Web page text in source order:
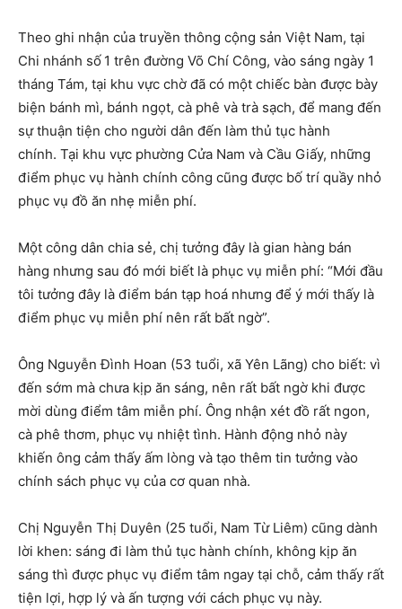
Theo ghi nhận của truyền thông cộng sản Việt Nam, tại
Chi nhánh số 1 trên đường Võ Chí Công, vào sáng ngày 1
tháng Tám, tại khu vực chờ đã có một chiếc bàn được bày
biện bánh mì, bánh ngọt, cà phê và trà sạch, để mang đến
sự thuận tiện cho người dân đến làm thủ tục hành
chính. Tại khu vực phường Cửa Nam và Cầu Giấy, những
điểm phục vụ hành chính công cũng được bố trí quầy nhỏ
phục vụ đồ ăn nhẹ miễn phí.
Một công dân chia sẻ, chị tưởng đây là gian hàng bán
hàng nhưng sau đó mới biết là phục vụ miễn phí: “Mới đầu
tôi tưởng đây là điểm bán tạp hoá nhưng để ý mới thấy là
điểm phục vụ miễn phí nên rất bất ngờ”.
Ông Nguyễn Đình Hoan (53 tuổi, xã Yên Lãng) cho biết: vì
đến sớm mà chưa kịp ăn sáng, nên rất bất ngờ khi được
mời dùng điểm tâm miễn phí. Ông nhận xét đồ rất ngon,
cà phê thơm, phục vụ nhiệt tình. Hành động nhỏ này
khiến ông cảm thấy ấm lòng và tạo thêm tin tưởng vào
chính sách phục vụ của cơ quan nhà.
Chị Nguyễn Thị Duyên (25 tuổi, Nam Từ Liêm) cũng dành
lời khen: sáng đi làm thủ tục hành chính, không kịp ăn
sáng thì được phục vụ điểm tâm ngay tại chỗ, cảm thấy rất
tiện lợi, hợp lý và ấn tượng với cách phục vụ này.